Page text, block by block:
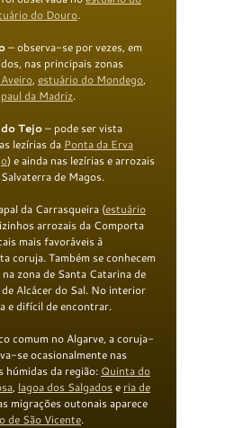
do Douro.
– observa-se por vezes, em
nas principais zonas
Aveiro, estuário do Mondego,
paul da Madriz.
Tejo– pode ser vista
lezírias da Ponta da Erva
) e ainda nas lezírias e arrozais
de Magos.
da Carrasqueira (estuário
arrozais da Comporta
mais favoráveis à
coruja. Também se conhecem
zona de Santa Catarina de
Alcácer do Sal. No interior
e difícil de encontrar.
comum no Algarve, a coruja-
se ocasionalmente nas
húmidas da região: Quinta do
, lagoa dos Salgadose ria de
migrações outonais aparece
de São Vicente.